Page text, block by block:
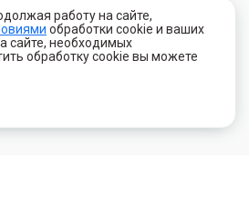
работу на сайте,
обработки cookie и ваших
сайте, необходимых
обработку cookie вы можете